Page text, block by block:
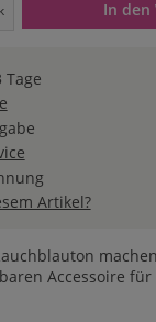
In den
Artikel?
Accessoire